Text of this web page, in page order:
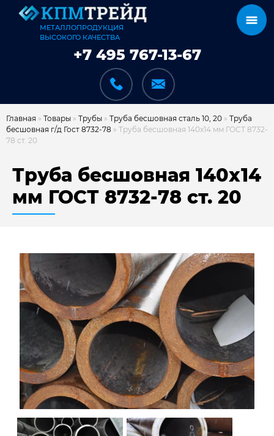
МЕТАЛЛОПРОДУКЦИЯ
ВЫСОКОГО КАЧЕСТВА
+7 495 767-13-67
ДОСТАВКА И ОПЛАТА
НАШИ ОБЪЕКТЫ
ОТЗЫВЫ
О НАС
БЛОГ
КОНТАКТЫ
Главная » Товары » Трубы » Труба бесшовная сталь 10, 20 » Труба
бесшовная г/д Гост 8732-78 » Труба бесшовная 140х14 мм ГОСТ 8732-
78 ст. 20
Труба бесшовная 140х14
мм ГОСТ 8732-78 ст. 20